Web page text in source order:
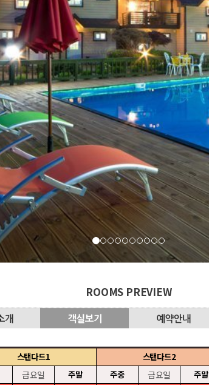
ROOMS PREVIEW
스탠다드1 스탠다드2
금요일 주말 주중 금요일 주말